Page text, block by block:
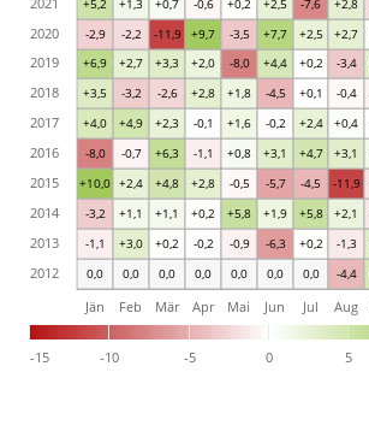
0,0 0,0 0,0 0,0 0,0 0,0 0,0 -4,4
-1,1 +3,0 +0,2 -0,2 -0,9 -6,3 +0,2 -1,3
-3,2 +1,1 +1,1 +0,2 +5,8 +1,9 +5,8 +2,1
+10,0 +2,4 +4,8 +2,8 -0,5 -5,7 -4,5 -11,9
-8,0 -0,7 +6,3 -1,1 +0,8 +3,1 +4,7 +3,1
+4,0 +4,9 +2,3 -0,1 +1,6 -0,2 +2,4 +0,4
+3,5 -3,2 -2,6 +2,8 +1,8 -4,5 +0,1 -0,4
+6,9 +2,7 +3,3 +2,0 -8,0 +4,4 +0,2 -3,4
-2,9 -2,2 -11,9 +9,7 -3,5 +7,7 +2,5 +2,7
-15 -10 -5 0 5
Jän Feb Mär Apr Mai Jun Jul Aug
2012
2013
2014
2015
2016
2017
2018
2019
2020